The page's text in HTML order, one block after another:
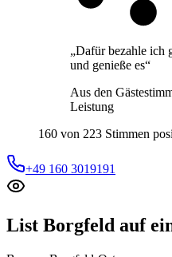
„Dafür bezahle ich
und genieße es“
Aus den
Leistung
160 von 223 Stimmen
+49 160 3019191
List Borgfeld auf